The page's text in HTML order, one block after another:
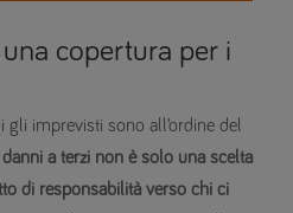
copertura per i
imprevisti sono all’ordine del
a terzi non è solo una scelta
di responsabilità verso chi ci